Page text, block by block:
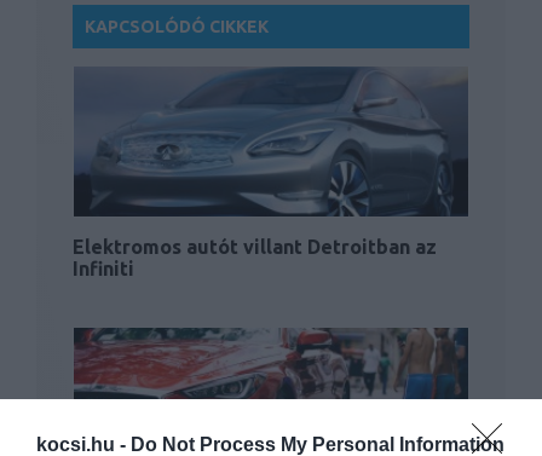
kocsi.hu - Do Not Process My Personal Information
KAPCSOLÓDÓ CIKKEK
Elektromos autót villant Detroitban az
Infiniti